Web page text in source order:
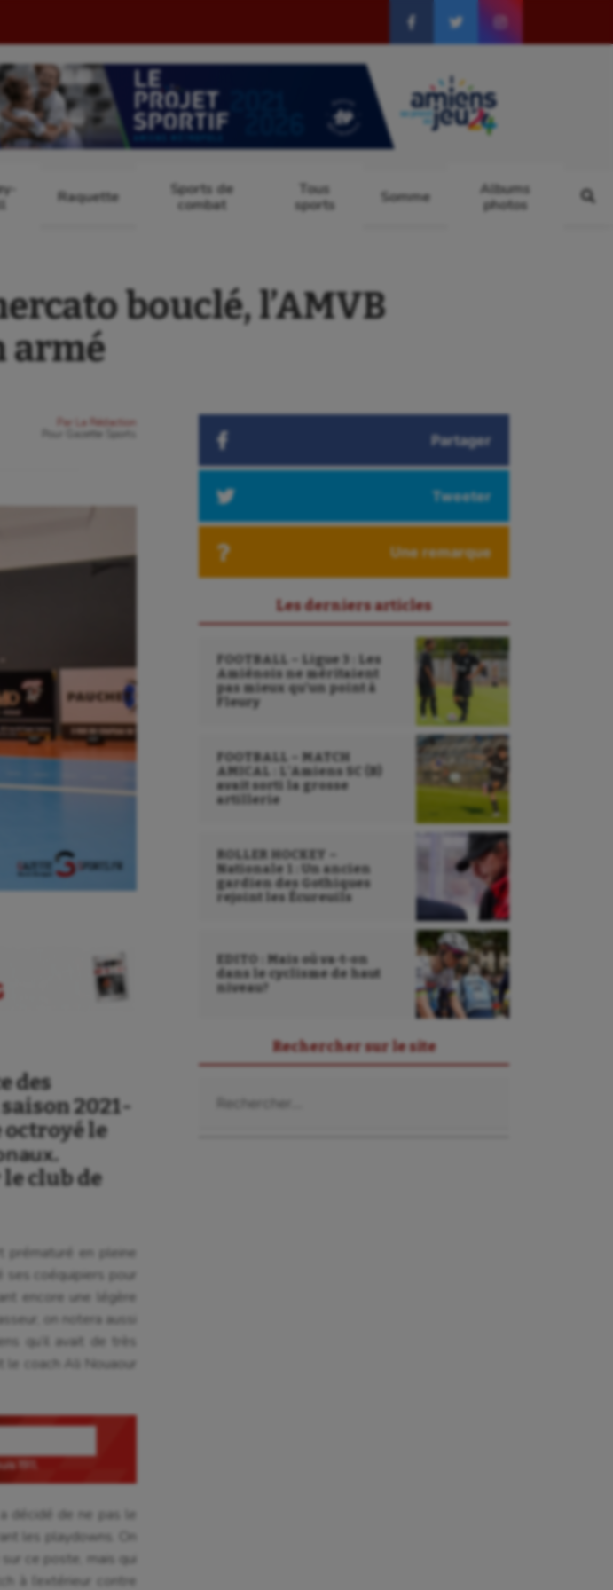
Raquette
Sports de
combat
Tous
sports
Somme
Albums
photos
bouclé, l’AMVB
armé
Par
La Rédaction
Gazette Sports
des
2021-
octroyé le
.
club de
prématuré en pleine
coéquipiers pour
encore une légère
on notera aussi
qu’il avait de très
le coach Ali Nouaour
décidé de ne pas le
les playdowns. On
ce poste, mais qui
à l’extérieur contre
Partager
Tweeter
Une remarque
Les derniers articles
FOOTBALL – Ligue 3 : Les
Amiénois ne méritaient
pas mieux qu’un point à
Fleury
FOOTBALL – MATCH
AMICAL : L’Amiens SC (B)
avait sorti la grosse
artillerie
ROLLER HOCKEY –
Nationale 1 : Un ancien
gardien des Gothiques
rejoint les Écureuils
EDITO : Mais où va-t-on
dans le cyclisme de haut
niveau?
Rechercher sur le site